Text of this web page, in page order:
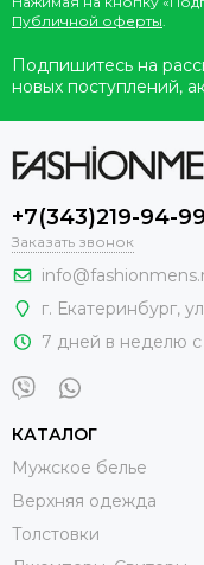
Публичной оферты.
Подпишитесь на
новых поступлений,
+7(343)219-94-99
Заказать звонок
г. Екатеринбург,
7 дней в неделю с
КАТАЛОГ
Мужское белье
Верхняя одежда
Толстовки